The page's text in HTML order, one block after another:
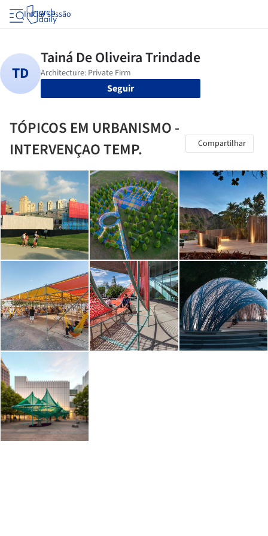
Iniciar sessão
Seguir
TÓPICOS EM URBANISMO -
INTERVENÇAO TEMP.
Compartilhar